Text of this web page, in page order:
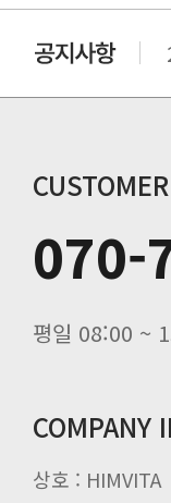
070-
평일 08:00 ~
COMPANY
상호 : HIMVITA